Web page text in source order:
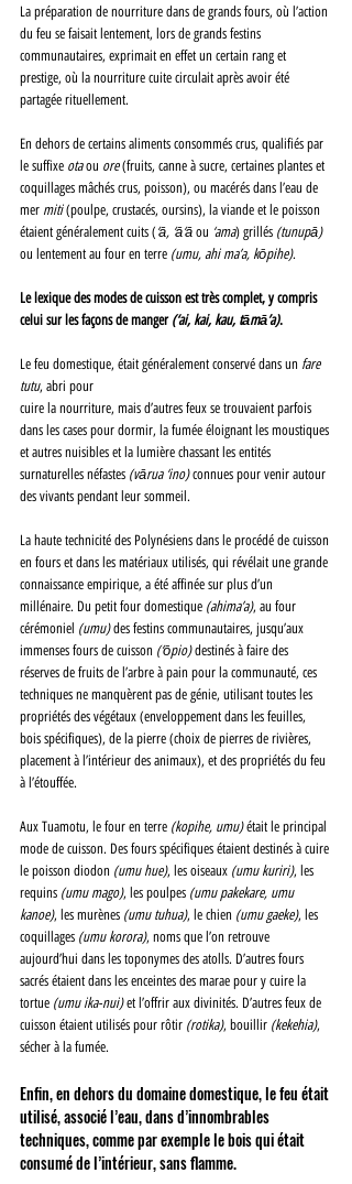
La préparation de nourriture dans de grands fours, où l’action
du feu se faisait lentement, lors de grands festins
communautaires, exprimait en effet un certain rang et
prestige, où la nourriture cuite circulait après avoir été
partagée rituellement.
En dehors de certains aliments consommés crus, qualifiés par
le suffixe ota ou ore (fruits, canne à sucre, certaines plantes et
coquillages mâchés crus, poisson), ou macérés dans l’eau de
mer miti (poulpe, crustacés, oursins), la viande et le poisson
étaient généralement cuits ( ‘ā, ‘ā‘ā ou ‘ama) grillés (tunupā)
ou lentement au four en terre (umu, ahi ma’a, kōpihe).
Le lexique des modes de cuisson est très complet, y compris
celui sur les façons de manger (‘ai, kai, kau, tāmā’a).
Le feu domestique, était généralement conservé dans un fare
tutu, abri pour
cuire la nourriture, mais d’autres feux se trouvaient parfois
dans les cases pour dormir, la fumée éloignant les moustiques
et autres nuisibles et la lumière chassant les entités
surnaturelles néfastes (vārua ‘ino) connues pour venir autour
des vivants pendant leur sommeil.
La haute technicité des Polynésiens dans le procédé de cuisson
en fours et dans les matériaux utilisés, qui révélait une grande
connaissance empirique, a été affinée sur plus d’un
millénaire. Du petit four domestique (ahima’a), au four
cérémoniel (umu) des festins communautaires, jusqu’aux
immenses fours de cuisson (‘ōpio) destinés à faire des
réserves de fruits de l’arbre à pain pour la communauté, ces
techniques ne manquèrent pas de génie, utilisant toutes les
propriétés des végétaux (enveloppement dans les feuilles,
bois spécifiques), de la pierre (choix de pierres de rivières,
placement à l’intérieur des animaux), et des propriétés du feu
à l’étouffée.
Aux Tuamotu, le four en terre (kopihe, umu) était le principal
mode de cuisson. Des fours spécifiques étaient destinés à cuire
le poisson diodon (umu hue), les oiseaux (umu kuriri), les
requins (umu mago), les poulpes (umu pakekare, umu
kanoe), les murènes (umu tuhua), le chien (umu gaeke), les
coquillages (umu korora), noms que l’on retrouve
aujourd’hui dans les toponymes des atolls. D’autres fours
sacrés étaient dans les enceintes des marae pour y cuire la
tortue (umu ika-nui) et l’offrir aux divinités. D’autres feux de
cuisson étaient utilisés pour rôtir (rotika), bouillir (kekehia),
sécher à la fumée.
Enfin, en dehors du domaine domestique, le feu était
utilisé, associé l’eau, dans d’innombrables
techniques, comme par exemple le bois qui était
consumé de l’intérieur, sans flamme.